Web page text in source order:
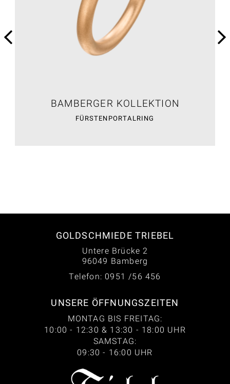
BAMBERGER KOLLEKTION
FÜRSTENPORTALRING
GOLDSCHMIEDE TRIEBEL
Untere Brücke 2
96049 Bamberg
Telefon: 0951 /56 456
UNSERE ÖFFNUNGSZEITEN
MONTAG BIS FREITAG:
10:00 - 12:30 & 13:30 - 18:00 UHR
SAMSTAG:
09:30 - 16:00 UHR